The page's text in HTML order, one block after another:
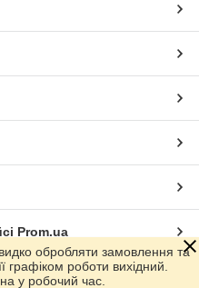
Prom.ua
обробляти замовлення та
графіком роботи вихідний.
у робочий час.